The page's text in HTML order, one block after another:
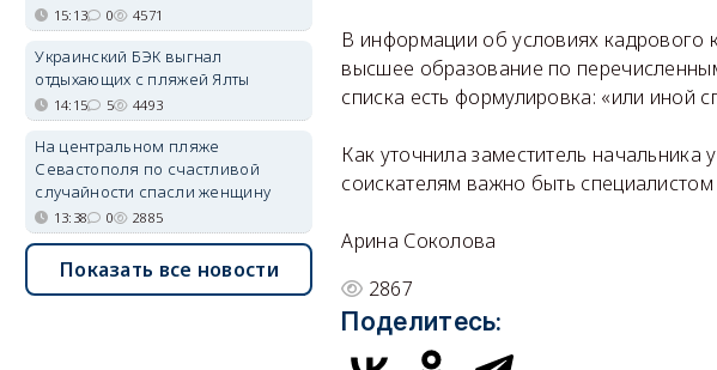
В информации об условиях кадрового
высшее образование по
списка есть формулировка: «или иной
Как уточнила заместитель
соиcкателям важно быть
Арина Соколова
2867
Поделитесь:
15:13 0 4571
Украинский БЭК выгнал
отдыхающих с пляжей Ялты
14:15 5 4493
На центральном пляже
Севастополя по счастливой
случайности спасли женщину
13:38 0 2885
Показать все новости